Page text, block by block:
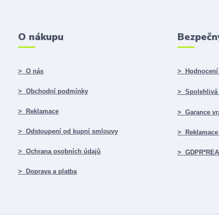
O nákupu
> O nás
> Obchodní podmínky
> Reklamace
> Odstoupení od kupní smlouvy
> Ochrana osobních údajů
> Doprava a platba
> Hodnocení
> Spolehlivá
> Garance
>
>